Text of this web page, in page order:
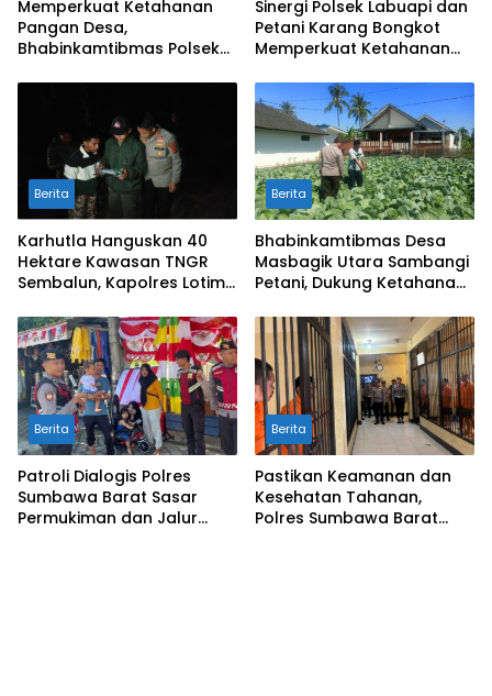
Memperkuat Ketahanan
Pangan Desa,
Bhabinkamtibmas Polsek
Kuranji Dalang
Sinergi Polsek Labuapi dan
Petani Karang Bongkot
Memperkuat Ketahanan
Berita
Karhutla Hanguskan 40
Hektare Kawasan TNGR
Sembalun, Kapolres Lotim
Api
Berita
Bhabinkamtibmas Desa
Masbagik Utara Sambangi
Petani, Dukung Ketahanan
Pangan
Berita
Patroli Dialogis Polres
Sumbawa Barat Sasar
Permukiman dan Jalur
Berita
Pastikan Keamanan dan
Kesehatan Tahanan,
Polres Sumbawa Barat